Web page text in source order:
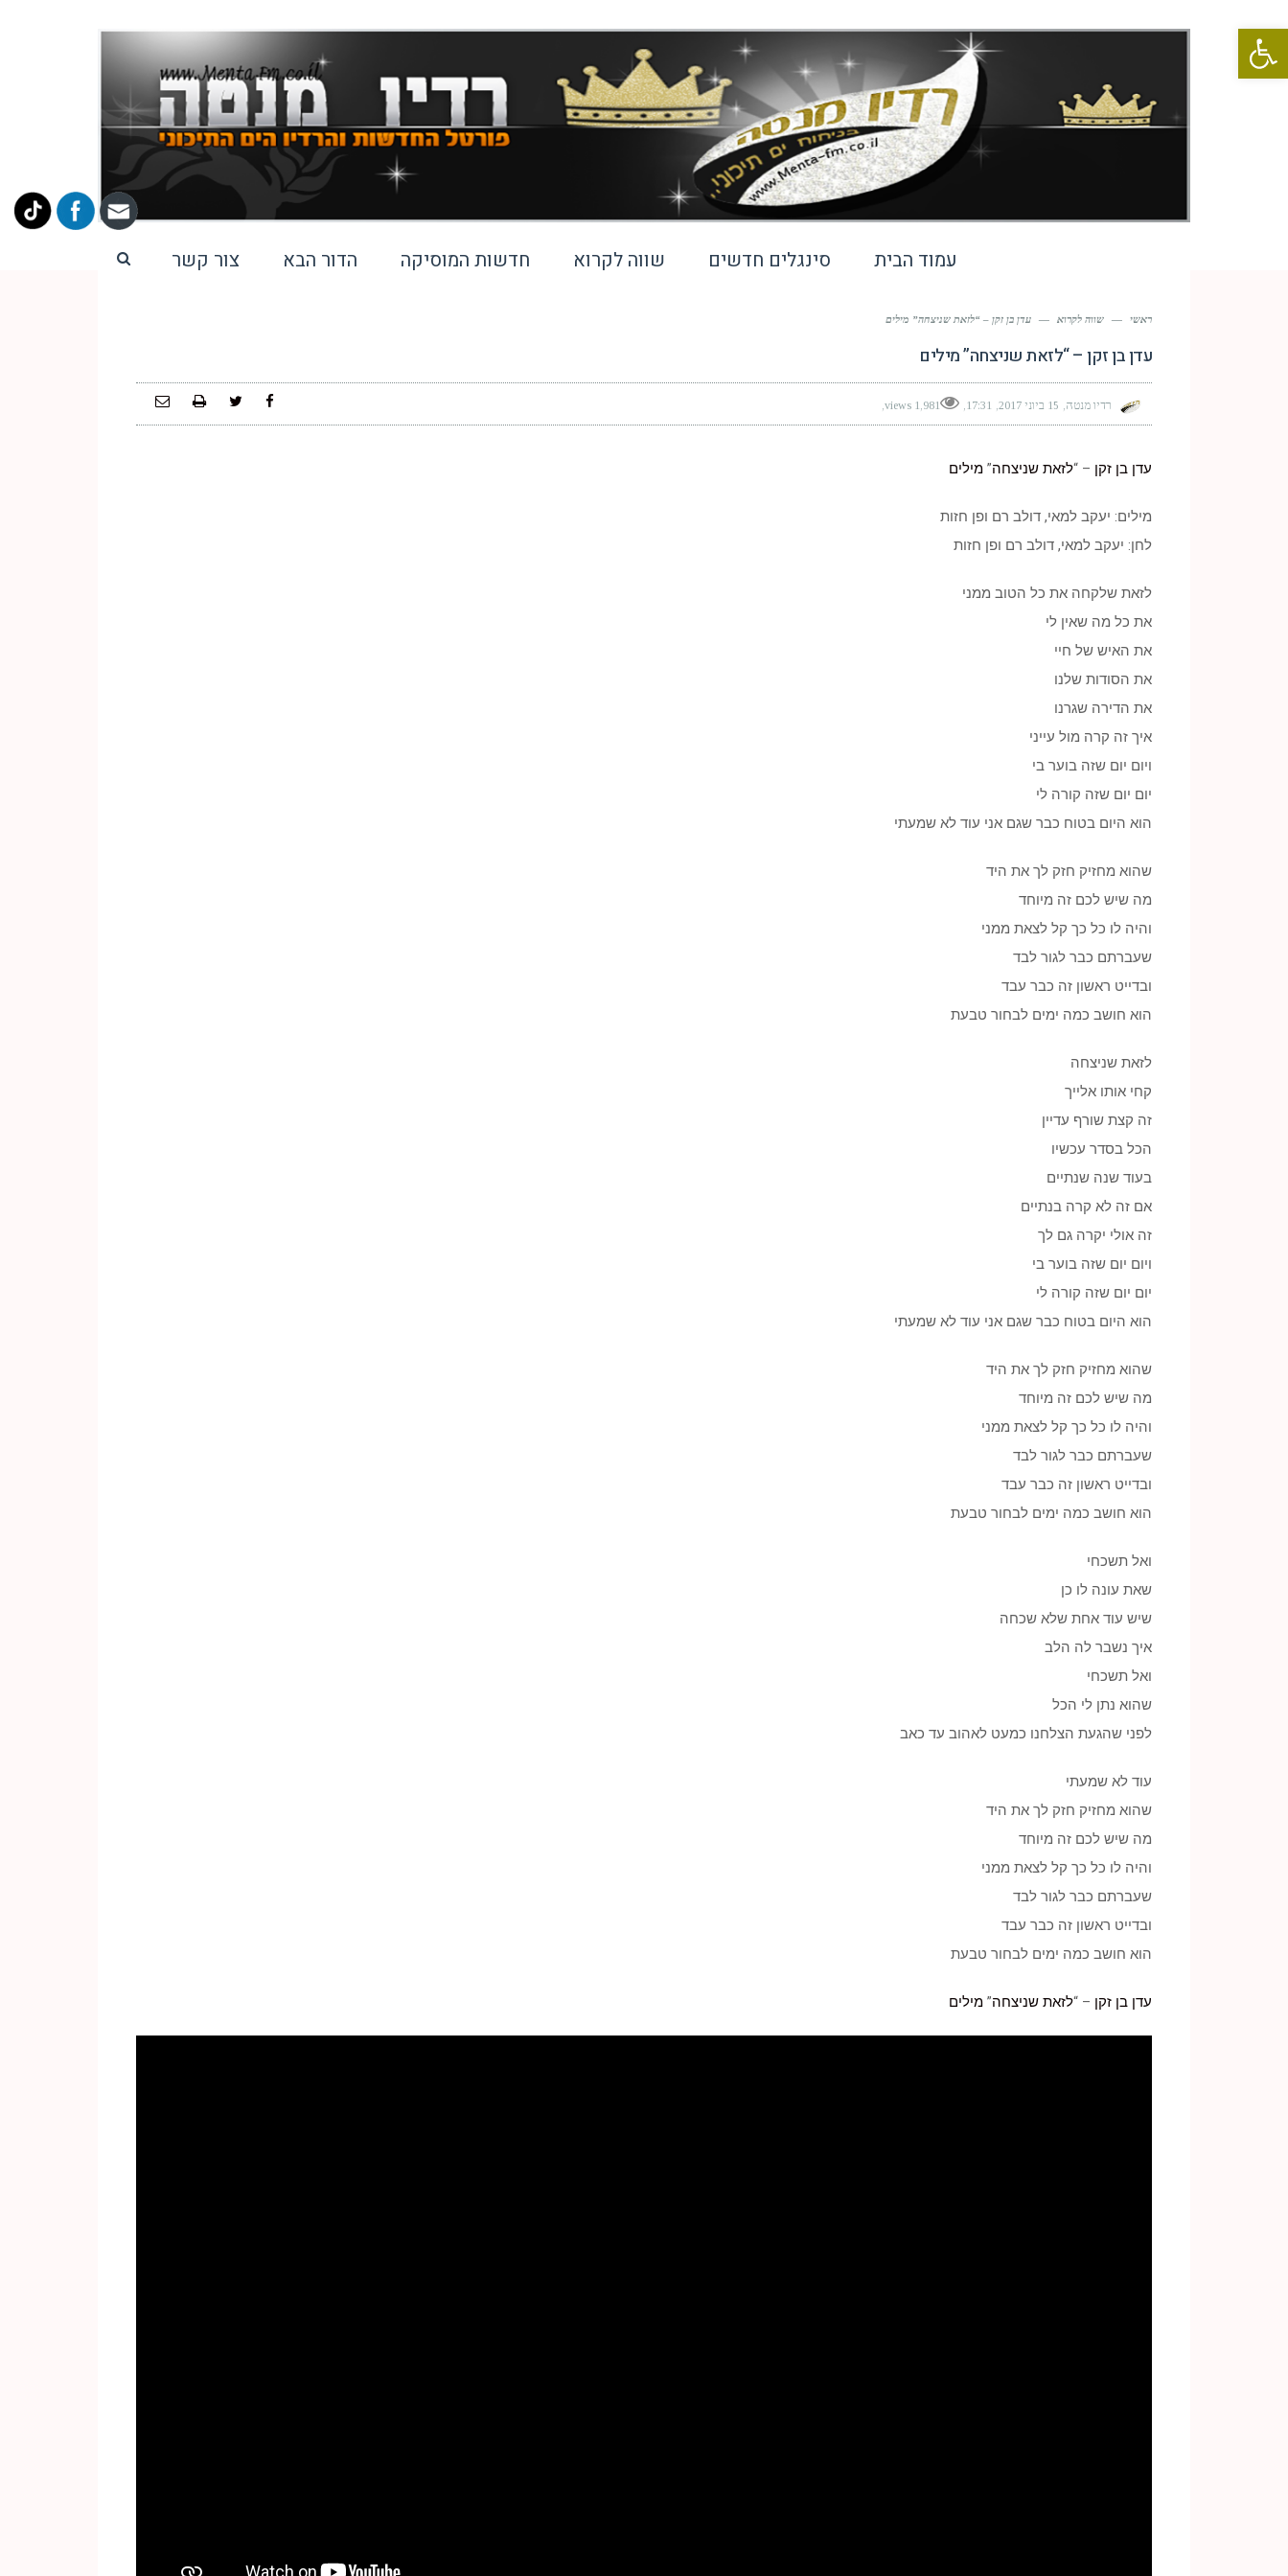
פתח סרגל נגישות
עמוד הבית סינגלים חדשים שווה לקרוא חדשות המוסיקה הדור הבא צור קשר
ראשי — שווה לקרוא — עדן בן זקן – “לזאת שניצחה” מילים
עדן בן זקן – “לזאת שניצחה” מילים
רדיו מנטה 15 ביוני 2017 17:31
1,981 views
עדן בן זקן – “לזאת שניצחה” מילים
מילים: יעקב למאי, דולב רם ופן חזות
לחן: יעקב למאי, דולב רם ופן חזות
לזאת שלקחה את כל הטוב ממני
את כל מה שאין לי
את האיש של חיי
את הסודות שלנו
את הדירה שגרנו
איך זה קרה מול עייני
ויום יום שזה בוער בי
יום יום שזה קורה לי
הוא היום בטוח כבר שגם אני עוד לא שמעתי
שהוא מחזיק חזק לך את היד
מה שיש לכם זה מיוחד
והיה לו כל כך קל לצאת ממני
שעברתם כבר לגור לבד
ובדייט ראשון זה כבר עבד
הוא חושב כמה ימים לבחור טבעת
לזאת שניצחה
קחי אותו אלייך
זה קצת שורף עדיין
הכל בסדר עכשיו
בעוד שנה שנתיים
אם זה לא קרה בנתיים
זה אולי יקרה גם לך
ויום יום שזה בוער בי
יום יום שזה קורה לי
הוא היום בטוח כבר שגם אני עוד לא שמעתי
שהוא מחזיק חזק לך את היד
מה שיש לכם זה מיוחד
והיה לו כל כך קל לצאת ממני
שעברתם כבר לגור לבד
ובדייט ראשון זה כבר עבד
הוא חושב כמה ימים לבחור טבעת
ואל תשכחי
שאת עונה לו כן
שיש עוד אחת שלא שכחה
איך נשבר לה הלב
ואל תשכחי
שהוא נתן לי הכל
לפני שהגעת הצלחנו כמעט לאהוב עד כאב
עוד לא שמעתי
שהוא מחזיק חזק לך את היד
מה שיש לכם זה מיוחד
והיה לו כל כך קל לצאת ממני
שעברתם כבר לגור לבד
ובדייט ראשון זה כבר עבד
הוא חושב כמה ימים לבחור טבעת
עדן בן זקן – “לזאת שניצחה” מילים